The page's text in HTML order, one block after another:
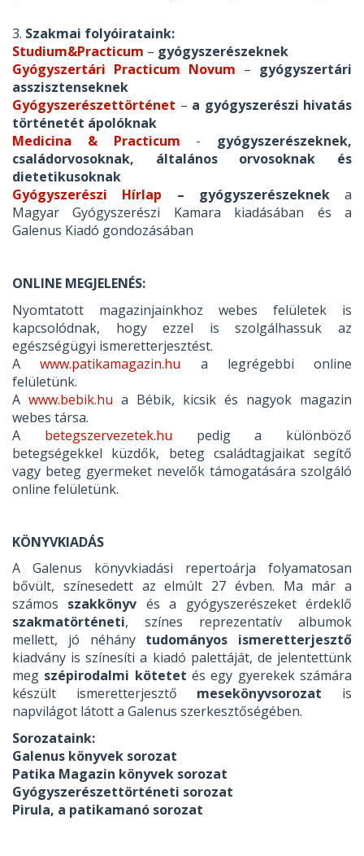
3. Szakmai folyóirataink:
Studium&Practicum – gyógyszerészeknek
Gyógyszertári Practicum Novum – gyógyszertári
asszisztenseknek
Gyógyszerészettörténet – a gyógyszerészi hivatás
történetét ápolóknak
Medicina & Practicum - gyógyszerészeknek,
családorvosoknak, általános orvosoknak és
dietetikusoknak
Gyógyszerészi Hírlap – gyógyszerészeknek a
Magyar Gyógyszerészi Kamara kiadásában és a
Galenus Kiadó gondozásában
ONLINE MEGJELENÉS:
Nyomtatott magazinjainkhoz webes felületek is
kapcsolódnak, hogy ezzel is szolgálhassuk az
egészségügyi ismeretterjesztést.
Awww.patikamagazin.hu a legrégebbi online
felületünk.
A www.bebik.hu a Bébik, kicsik és nagyok magazin
webes társa.
A betegszervezetek.hu pedig a különböző
betegségekkel küzdők, beteg családtagjaikat segítő
vagy beteg gyermeket nevelők támogatására szolgáló
online felületünk.
KÖNYVKIADÁS
A Galenus könyvkiadási repertoárja folyamatosan
bővült, színesedett az elmúlt 27 évben. Ma már a
számos szakkönyv és a gyógyszerészeket érdeklő
szakmatörténeti, színes reprezentatív albumok
mellett, jó néhány tudományos ismeretterjesztő
kiadvány is színesíti a kiadó palettáját, de jelentettünk
meg szépirodalmi kötetet és egy gyerekek számára
készült ismeretterjesztő mesekönyvsorozat is
napvilágot látott a Galenus szerkesztőségében.
Sorozataink:
Galenus könyvek sorozat
Patika Magazin könyvek sorozat
Gyógyszerészettörténeti sorozat
Pirula, a patikamanó sorozat